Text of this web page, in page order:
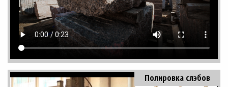
Полировка слэбов